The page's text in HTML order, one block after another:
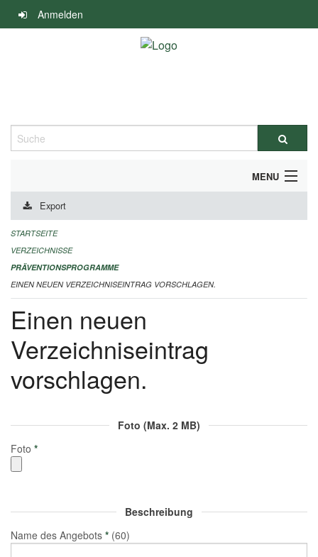
Navigation
überspringen
Anmelden
Suche
MENU
DURCHFÜHRUNG UND FINANZIERUNG
IMPRESSUM
Export
STARTSEITE
VERZEICHNISSE
PRÄVENTIONSPROGRAMME
EINEN NEUEN VERZEICHNISEINTRAG VORSCHLAGEN.
Einen neuen
Verzeichniseintrag
vorschlagen.
Foto (Max. 2 MB)
Foto *
Beschreibung
Name des Angebots * (60)